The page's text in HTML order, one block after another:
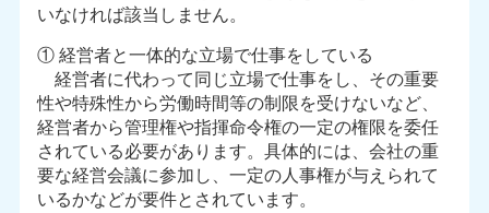
いなければ該当しません。
① 経営者と一体的な立場で仕事をしている
経営者に代わって同じ立場で仕事をし、その重要
性や特殊性から労働時間等の制限を受けないなど、
経営者から管理権や指揮命令権の一定の権限を委任
されている必要があります。具体的には、会社の重
要な経営会議に参加し、一定の人事権が与えられて
いるかなどが要件とされています。